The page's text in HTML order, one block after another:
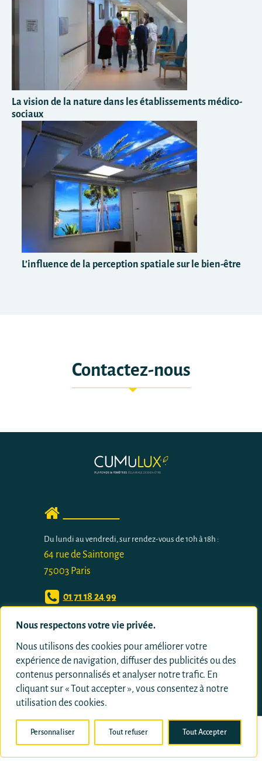
Nous respectons votre vie privée.
Nous utilisons des cookies pour améliorer votre
expérience de navigation, diffuser des publicités ou des
contenus personnalisés et analyser notre trafic. En
cliquant sur « Tout accepter », vous consentez à notre
utilisation des cookies.
Personnaliser Tout refuser Tout Accepter
La vision de la nature dans les établissements médico-
sociaux
L’influence de la perception spatiale sur le bien-être
Contactez-nous
Du lundi au vendredi, sur rendez-vous de 10h à 18h :
64 rue de Saintonge
75003 Paris
01 71 18 24 99
Contact
01.71.18.24.99 Demande de devis